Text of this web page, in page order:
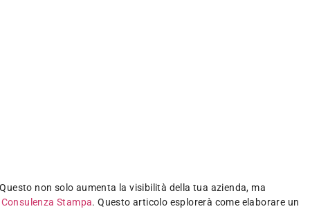
non solo aumenta la visibilità della tua azienda, ma
Stampa. Questo articolo esplorerà come elaborare un